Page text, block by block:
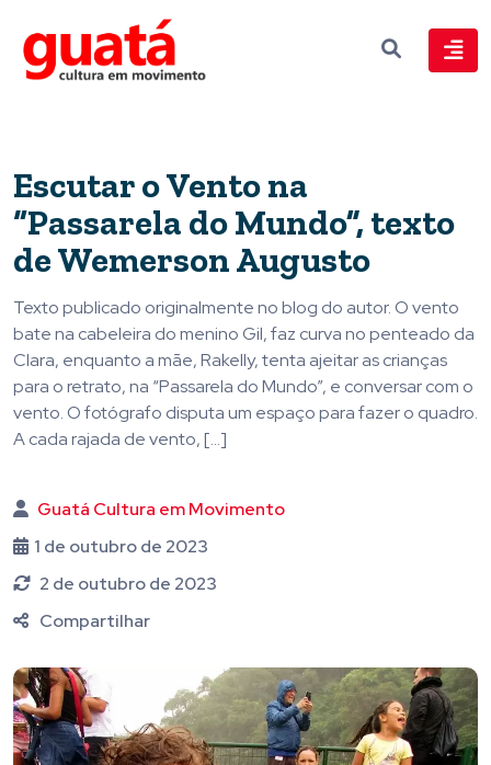
Escutar o Vento na
“Passarela do Mundo”, texto
de Wemerson Augusto
Texto publicado originalmente no blog do autor. O vento
bate na cabeleira do menino Gil, faz curva no penteado da
Clara, enquanto a mãe, Rakelly, tenta ajeitar as crianças
para o retrato, na “Passarela do Mundo”, e conversar com o
vento. O fotógrafo disputa um espaço para fazer o quadro.
A cada rajada de vento, […]
Guatá Cultura em Movimento
1 de outubro de 2023
2 de outubro de 2023
Compartilhar